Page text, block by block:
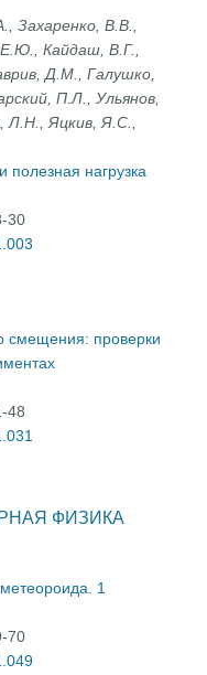
Захаренко, В.В.,
Кайдаш, В.Г.,
Д.М., Галушко,
П.Л., Ульянов,
Яцкив, Я.С.,
полезная нагрузка
30
смещения: проверки
48
ФИЗИКА
1
70